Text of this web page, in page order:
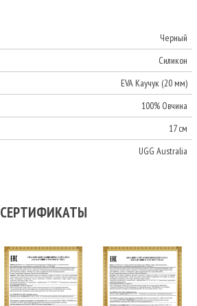
Черный
Силикон
EVA Каучук (20 мм)
100% Овчина
17 см
UGG Australia
СЕРТИФИКАТЫ